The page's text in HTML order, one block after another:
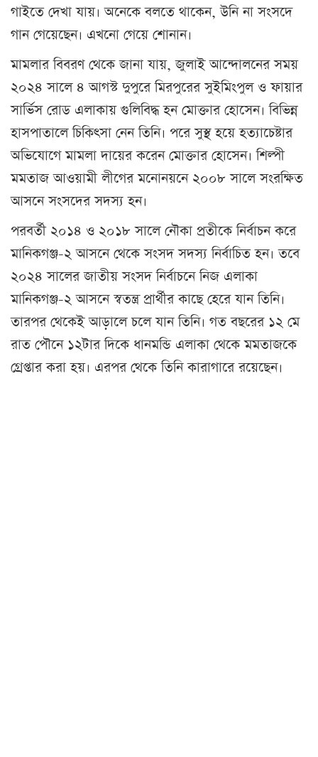
গাইতে দেখা যায়। অনেকে বলতে থাকেন, উনি না সংসদে
গান গেয়েছেন। এখনো গেয়ে শোনান।
মামলার বিবরণ থেকে জানা যায়, জুলাই আন্দোলনের সময়
২০২৪ সালে ৪ আগস্ট দুপুরে মিরপুরের সুইমিংপুল ও ফায়ার
সার্ভিস রোড এলাকায় গুলিবিদ্ধ হন মোক্তার হোসেন। বিভিন্ন
হাসপাতালে চিকিৎসা নেন তিনি। পরে সুস্থ হয়ে হত্যাচেষ্টার
অভিযোগে মামলা দায়ের করেন মোক্তার হোসেন। শিল্পী
মমতাজ আওয়ামী লীগের মনোনয়নে ২০০৮ সালে সংরক্ষিত
আসনে সংসদের সদস্য হন।
পরবর্তী ২০১৪ ও ২০১৮ সালে নৌকা প্রতীকে নির্বাচন করে
মানিকগঞ্জ-২ আসনে থেকে সংসদ সদস্য নির্বাচিত হন। তবে
২০২৪ সালের জাতীয় সংসদ নির্বাচনে নিজ এলাকা
মানিকগঞ্জ-২ আসনে স্বতন্ত্র প্রার্থীর কাছে হেরে যান তিনি।
তারপর থেকেই আড়ালে চলে যান তিনি। গত বছরের ১২ মে
রাত পৌনে ১২টার দিকে ধানমন্ডি এলাকা থেকে মমতাজকে
গ্রেপ্তার করা হয়। এরপর থেকে তিনি কারাগারে রয়েছেন।